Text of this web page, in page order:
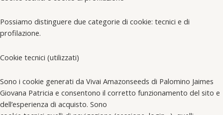
Possiamo distinguere due categorie di cookie: tecnici e di
profilazione.
Cookie tecnici (utilizzati)
Sono i cookie generati da Vivai Amazonseeds di Palomino Jaimes
Giovana Patricia e consentono il corretto funzionamento del sito e
dell’esperienza di acquisto. Sono